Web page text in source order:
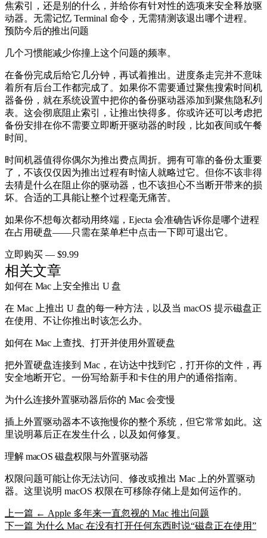
焦索引，还是别的什么，并给你有针对性的选项来安全释放驱
动器。无需记忆 Terminal 命令，无需猜测该退出哪个进程。
预防今后的推出问题
几个习惯能减少你撞上这个问题的频率。
在备份完成后给它几分钟，再试着推出。进度条走完并不意味
着所有后台工作都完成了。如果你不需要通过聚焦搜索时间机
器备份，就在系统设置中把你的备份驱动器添加到聚焦隐私列
表。这会彻底阻止索引，让推出快得多。你或许还可以考虑把
备份安排在你不需要立即断开驱动器的时段，比如夜间或午餐
时间。
时间机器值得你偶尔为推出费点周折。拥有可靠的备份太重要
了，不该仅仅因为推出过程有时恼人就略过它。但你不该非得
去猜是什么在阻止你的驱动器，也不该担心不当断开带来的损
坏。合适的工具能让整个过程毫无痛苦。
如果你不想每次都动用终端，Ejecta 会准确告诉你是哪个进程
在占用硬盘——只需在菜单栏中点击一下即可退出它。
立即购买 — $9.99
相关文章
如何在 Mac 上安全推出 U 盘
在 Mac 上推出 U 盘的每一种方法，以及当 macOS 提示磁盘正
在使用、不让你推出时该怎么办。
如何在 Mac 上查找、打开并使用外置硬盘
把外置硬盘连接到 Mac，在访达中找到它，打开你的文件，再
安全地断开它。一份写给新手和卡住的用户的通俗指南。
为什么连接外置驱动器后你的 Mac 会变慢
插上外置驱动器本不该拖慢你的整个系统，但它常常如此。这
里说明幕后正在发生什么，以及如何修复。
理解 macOS 磁盘权限与外置驱动器
权限问题可能让你无法访问、修改或推出 Mac 上的外置驱动
器。这里说明 macOS 权限在可移除存储上是如何运作的。
上一篇 ← Apple 多年来一直忽视的 Mac 推出问题
下一篇 为什么 Mac 在没有打开任何东西时说“磁盘正在使用”